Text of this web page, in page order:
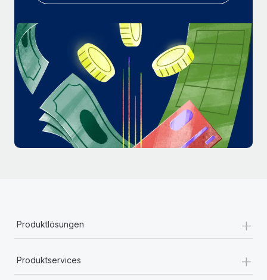
Mehr erfahren
Produktlösungen +
Produktservices +